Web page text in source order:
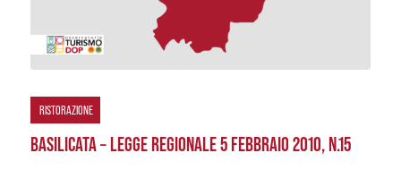
RISTORAZIONE
BASILICATA – LEGGE REGIONALE 5 FEBBRAIO 2010, N.15